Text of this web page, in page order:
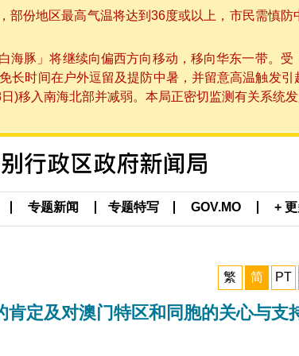
部份地区最高气温将达到36度或以上，市民需慎
海豚」将继续向偏西方向移动，移向华东一带。
长时间在户外逗留及提防中暑，并留意高温触发
)移入南海北部并减弱。本局正密切监测有关系统
专题新闻 专题特写 GOV.MO +
繁 简 PT
定及对澳门特区和同胞的关心与支